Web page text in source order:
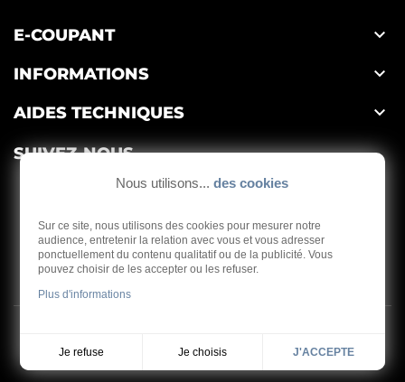
E-COUPANT 
INFORMATIONS 
AIDES TECHNIQUES 
SUIVEZ-NOUS
Depuis 1959
Nous utilisons... des cookies
Sur ce site, nous utilisons des cookies pour mesurer notre
audience, entretenir la relation avec vous et vous adresser
ponctuellement du contenu qualitatif ou de la publicité. Vous
pouvez choisir de les accepter ou les refuser.
Plus d'informations
Je refuse Je choisis J'ACCEPTE
RéalisationDream me up